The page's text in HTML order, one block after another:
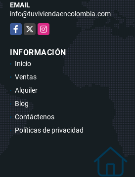
EMAIL
info@tuviviendaencolombia.com
Facebook
X Instagram
INFORMACIÓN
Inicio
Ventas
Alquiler
Blog
Contáctenos
Políticas de privacidad